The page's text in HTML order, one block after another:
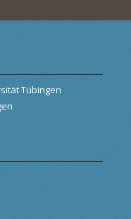
Tübingen